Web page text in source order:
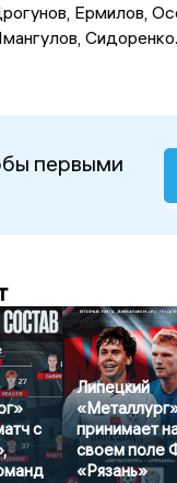
Ермилов,
Сидоренко.
первыми
с
Липецкий
принимает
своем поле
«Рязань»